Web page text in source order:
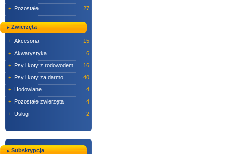
+ Pozostałe 27
Zwierzęta
+ Akcesoria
15
+ Akwarystyka
6
+ Psy i koty z rodowodem
16
+ Psy i koty za darmo
40
+ Hodowlane
4
+ Pozostałe zwierzęta
4
+ Usługi 2
Subskrypcja